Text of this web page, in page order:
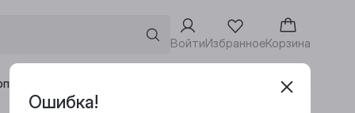
ВойтиИзбранноеКорзина
клиентам Адреса винотек
Ошибка!